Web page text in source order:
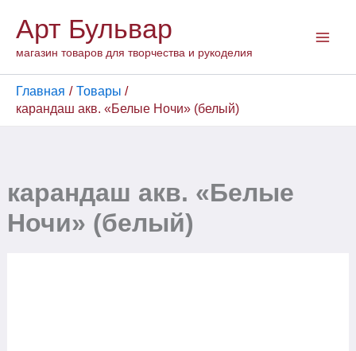
содержимому
Арт Бульвар
магазин товаров для творчества и рукоделия
Главная
Товары
карандаш акв. «Белые Ночи» (белый)
карандаш акв. «Белые
Ночи» (белый)